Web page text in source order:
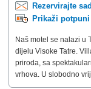
Rezervirajte
Prikaži
Naš motel se nalazi u
dijelu Visoke Tatre.
priroda, sa
vrhova. U slobodno